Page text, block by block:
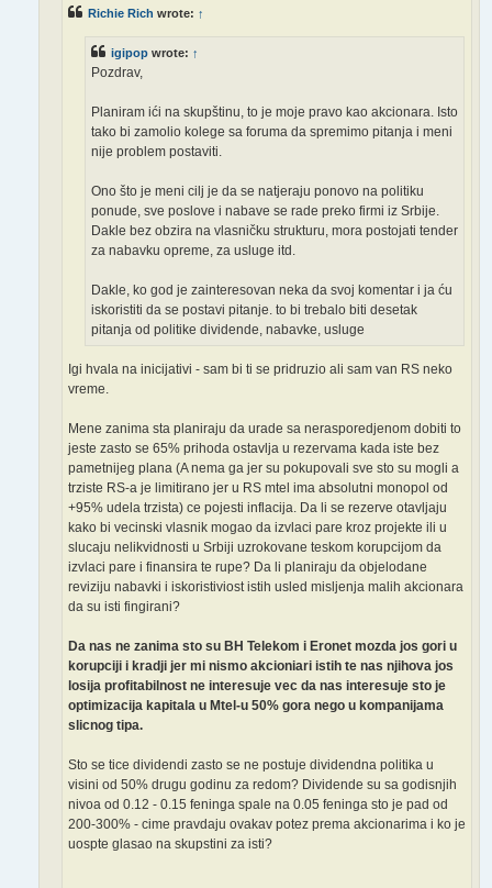
Richie Rich wrote: ↑
igipop wrote: ↑
Pozdrav,
Planiram ići na skupštinu, to je moje pravo kao akcionara. Isto
tako bi zamolio kolege sa foruma da spremimo pitanja i meni
nije problem postaviti.
Ono što je meni cilj je da se natjeraju ponovo na politiku
ponude, sve poslove i nabave se rade preko firmi iz Srbije.
Dakle bez obzira na vlasničku strukturu, mora postojati tender
za nabavku opreme, za usluge itd.
Dakle, ko god je zainteresovan neka da svoj komentar i ja ću
iskoristiti da se postavi pitanje. to bi trebalo biti desetak
pitanja od politike dividende, nabavke, usluge
Igi hvala na inicijativi - sam bi ti se pridruzio ali sam van RS neko
vreme.
Mene zanima sta planiraju da urade sa nerasporedjenom dobiti to
jeste zasto se 65% prihoda ostavlja u rezervama kada iste bez
pametnijeg plana (A nema ga jer su pokupovali sve sto su mogli a
trziste RS-a je limitirano jer u RS mtel ima absolutni monopol od
+95% udela trzista) ce pojesti inflacija. Da li se rezerve otavljaju
kako bi vecinski vlasnik mogao da izvlaci pare kroz projekte ili u
slucaju nelikvidnosti u Srbiji uzrokovane teskom korupcijom da
izvlaci pare i finansira te rupe? Da li planiraju da objelodane
reviziju nabavki i iskoristiviost istih usled misljenja malih akcionara
da su isti fingirani?
Da nas ne zanima sto su BH Telekom i Eronet mozda jos gori u
korupciji i kradji jer mi nismo akcioniari istih te nas njihova jos
losija profitabilnost ne interesuje vec da nas interesuje sto je
optimizacija kapitala u Mtel-u 50% gora nego u kompanijama
slicnog tipa.
Sto se tice dividendi zasto se ne postuje dividendna politika u
visini od 50% drugu godinu za redom? Dividende su sa godisnjih
nivoa od 0.12 - 0.15 feninga spale na 0.05 feninga sto je pad od
200-300% - cime pravdaju ovakav potez prema akcionarima i ko je
uospte glasao na skupstini za isti?